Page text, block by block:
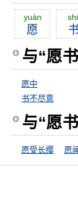
yuàn
愿
与“愿
愿中
书不尽意
与“愿
愿受长缨